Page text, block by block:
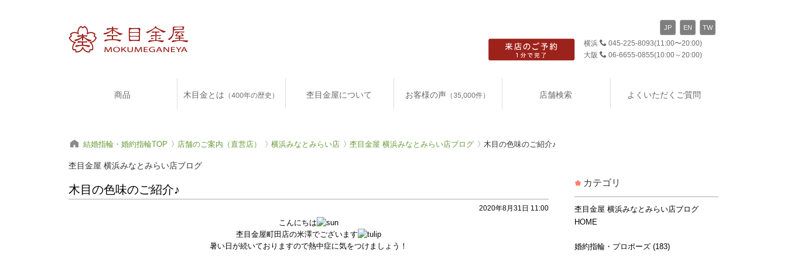
横浜 045-225-8093(11:00〜20:00)
大阪
06-6655-0855(10:00～20:00)
JP EN TW
商品 木目金とは （400年の歴史） 杢目金屋について お客様の声 （35,000件） 店舗検索 よくいただくご質問
結婚指輪・婚約指輪TOP 店舗のご案内（直営店） 横浜みなとみらい店 杢目金屋 横浜みなとみらい店ブログ 木目の色味のご紹介♪
杢目金屋 横浜みなとみらい店ブログ
木目の色味のご紹介♪
2020年8月31日 11:00
こんにちは
杢目金屋町田店の米澤でございます
暑い日が続いておりますので熱中症に気をつけましょう！
カテゴリ
杢目金屋 横浜みなとみらい店ブログ
HOME
婚約指輪・プロポーズ (183)